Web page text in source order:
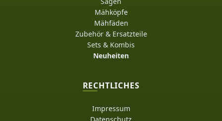
Mähköpfe
Mähfäden
Zubehör & Ersatzteile
Sets & Kombis
Neuheiten
RECHTLICHES
Impressum